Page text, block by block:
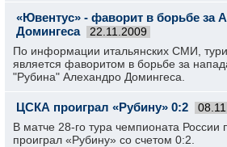
«Ювентус» - фаворит в борьбе за
Домингеса
22.11.2009
По информации итальянских СМИ,
является фаворитом в борьбе за
"Рубина" Алехандро Домингеса.
ЦСКА проиграл «Рубину» 0:2
В матче 28-го тура чемпионата
проиграл «Рубину» со счетом 0:2.